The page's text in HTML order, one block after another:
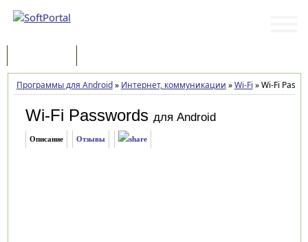
Программы для Android» Интернет, коммуникации »Wi-Fi »Wi-Fi
Wi-Fi Passwords для Android
Описание Отзывы